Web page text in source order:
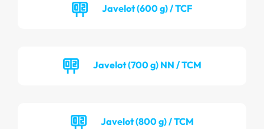
Javelot (600 g) / TCF
Javelot (700 g) NN / TCM
Javelot (800 g) / TCM